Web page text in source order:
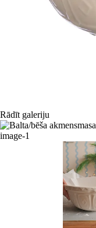
Rādīt galeriju